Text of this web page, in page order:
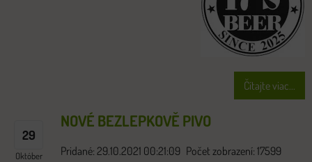
Čítajte viac...
29
Október
NOVÉ BEZLEPKOVĚ PIVO
Pridané: 29.10.2021 00:21:09 Počet zobrazení: 17599